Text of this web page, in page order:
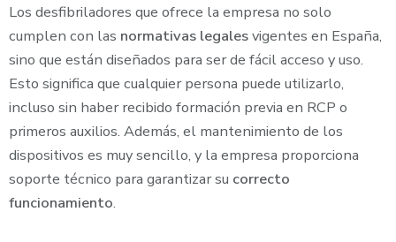
Los desfibriladores que ofrece la empresa no solo
cumplen con las normativas legalesvigentes en España,
sino que están diseñados para ser de fácil acceso y uso.
Esto significa que cualquier persona puede utilizarlo,
incluso sin haber recibido formación previa en RCP o
primeros auxilios. Además, el mantenimiento de los
dispositivos es muy sencillo, y la empresa proporciona
soporte técnico para garantizar su correcto
funcionamiento.